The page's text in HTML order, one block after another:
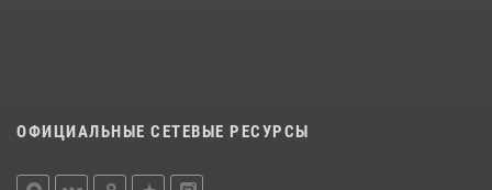
ОФИЦИАЛЬНЫЕ СЕТЕВЫЕ РЕСУРСЫ